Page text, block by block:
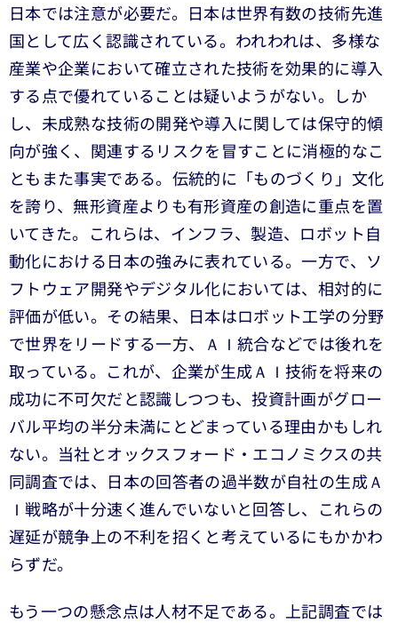
日本では注意が必要だ。日本は世界有数の技術先進
国として広く認識されている。われわれは、多様な
産業や企業において確立された技術を効果的に導入
する点で優れていることは疑いようがない。しか
し、未成熟な技術の開発や導入に関しては保守的傾
向が強く、関連するリスクを冒すことに消極的なこ
ともまた事実である。伝統的に「ものづくり」文化
を誇り、無形資産よりも有形資産の創造に重点を置
いてきた。これらは、インフラ、製造、ロボット自
動化における日本の強みに表れている。一方で、ソ
フトウェア開発やデジタル化においては、相対的に
評価が低い。その結果、日本はロボット工学の分野
で世界をリードする一方、ＡＩ統合などでは後れを
取っている。これが、企業が生成ＡＩ技術を将来の
成功に不可欠だと認識しつつも、投資計画がグロー
バル平均の半分未満にとどまっている理由かもしれ
ない。当社とオックスフォード・エコノミクスの共
同調査では、日本の回答者の過半数が自社の生成Ａ
Ｉ戦略が十分速く進んでいないと回答し、これらの
遅延が競争上の不利を招くと考えているにもかかわ
らずだ。
もう一つの懸念点は人材不足である。上記調査では